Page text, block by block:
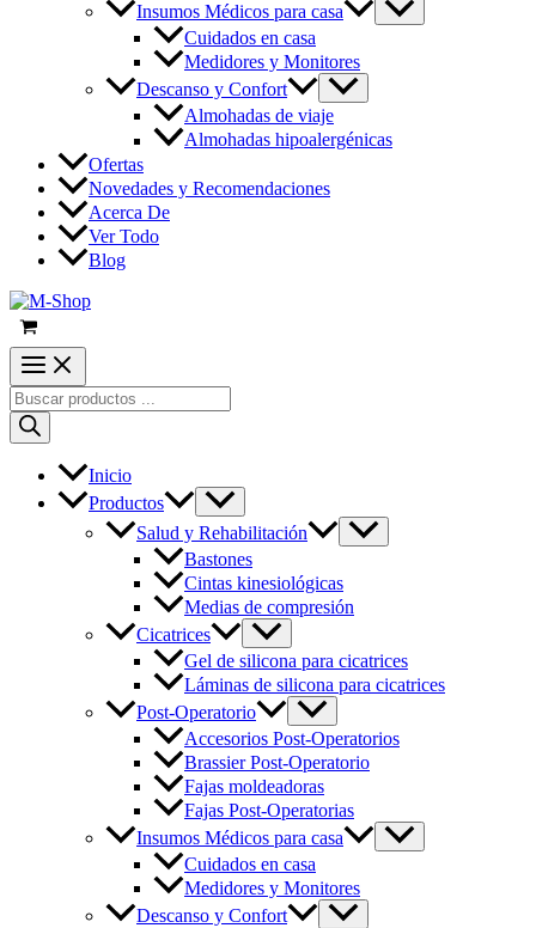
Insumos Médicos para casa
Cuidados en casa
Medidores y Monitores
Descanso y Confort
Almohadas de viaje
Almohadas hipoalergénicas
Ofertas
Novedades y Recomendaciones
Acerca De
Ver Todo
Blog
Búsqueda
de
productos
Inicio
Productos
Salud y Rehabilitación
Bastones
Cintas kinesiológicas
Medias de compresión
Cicatrices
Gel de silicona para cicatrices
Láminas de silicona para cicatrices
Post-Operatorio
Accesorios Post-Operatorios
Brassier Post-Operatorio
Fajas moldeadoras
Fajas Post-Operatorias
Insumos Médicos para casa
Cuidados en casa
Medidores y Monitores
Descanso y Confort